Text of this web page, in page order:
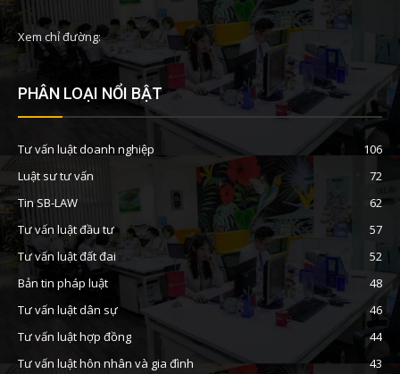
Xem chỉ đường:
PHÂN LOẠI NỔI BẬT
Tư vấn luật doanh nghiệp
106
Luật sư tư vấn
72
Tin SB-LAW
62
Tư vấn luật đầu tư
57
Tư vấn luật đất đai
52
Bản tin pháp luật
48
Tư vấn luật dân sự
46
Tư vấn luật hợp đồng
44
Tư vấn luật hôn nhân và gia đình
43